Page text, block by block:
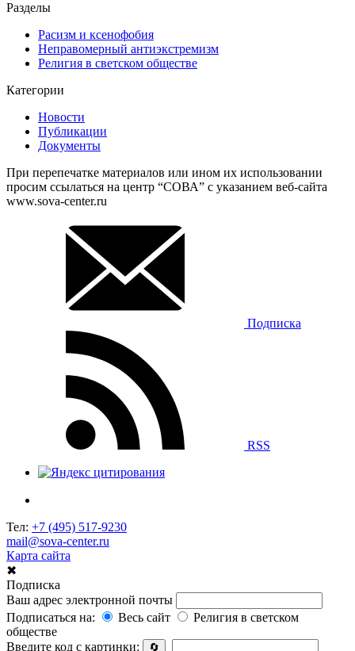
Разделы
Расизм и ксенофобия
Неправомерный антиэкстремизм
Религия в светском обществе
Категории
Новости
Публикации
Документы
При перепечатке материалов или ином их использовании
просим ссылаться на центр “СОВА” с указанием веб-сайта
www.sova-center.ru
Подписка
RSS
Тел: +7 (495) 517-9230
mail@sova-center.ru
Карта сайта
✖
Подписка
Ваш адрес электронной почты
Подписаться на:
Весь сайт
Религия в светском
обществе
Введите код с картинки:
🔄